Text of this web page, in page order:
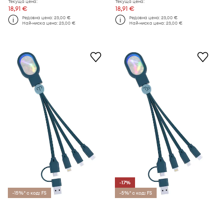
Текуща цена:
18,91 €
Редовна цена:23,00 €
Най-ниска цена:23,00 €
Текуща цена:
18,91 €
Редовна цена:23,00 €
Най-ниска цена:23,00 €
-15%* с код: FS
-17%
-5%* с код: FS